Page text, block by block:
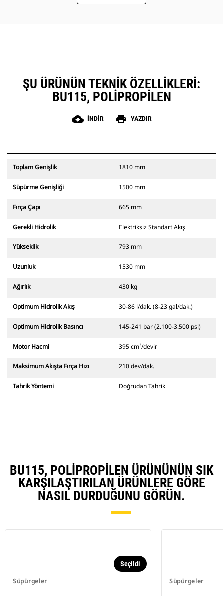
ŞU ÜRÜNÜN TEKNIK ÖZELLIKLERI:
BU115, POLIPROPILEN
cloud_download İNDIR print YAZDIR
Toplam Genişlik 1810 mm
Süpürme Genişliği 1500 mm
Fırça Çapı 665 mm
Gerekli Hidrolik Elektriksiz Standart Akış
Yükseklik 793 mm
Uzunluk 1530 mm
Ağırlık 430 kg
Optimum Hidrolik Akış 30-86 l/dak. (8-23 gal/dak.)
Optimum Hidrolik Basıncı 145-241 bar (2.100-3.500 psi)
Motor Hacmi 395 cm³/devir
Maksimum Akışta Fırça Hızı 210 dev/dak.
Tahrik Yöntemi Doğrudan Tahrik
BU115, POLIPROPILEN ÜRÜNÜNÜN SIK
KARŞILAŞTIRILAN ÜRÜNLERE GÖRE
NASIL DURDUĞUNU GÖRÜN.
Süpürgeler
Seçildi
Süpürgeler